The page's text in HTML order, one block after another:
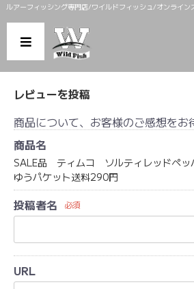
ルアーフィッシング専門店/ワイルドフィッシュ/オンライン
レビューを投稿
商品について、お客様のご感想をお
商品名
SALE品 ティムコ ソルティレッドペッ
ゆうパケット送料290円
投稿者名 必須
URL